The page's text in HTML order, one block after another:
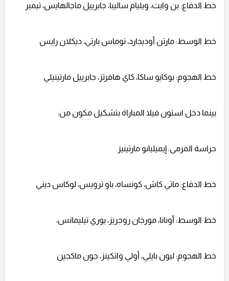
خط الدفاع: بن وايت، ويليام ساليبا، جابرييل ماجالهايس، تيمبر
خط الوسط: مارتن أوديجارد، توماس بارتي، ديكلان رايس
خط الهجوم: بوكايو ساكا، كاي هافرتز، جابرييل مارتينيلي
بينما دخل استون فيلا المباراة بتشكيل مكون من:
حراسة المرمى: إيميليانو مارتينيز
خط الدفاع: ماتي كاش، كونساه، باو ترويس، لوكاس ديني
خط الوسط: أونانا، مورجان روجريز، يوري تيليمانس،
خط الهجوم: ليون بايلي، أولي واتكينز، جون ماكجين